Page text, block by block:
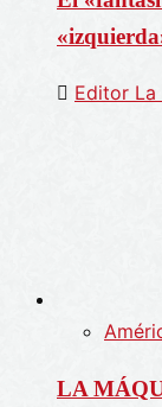
Editor La
LA